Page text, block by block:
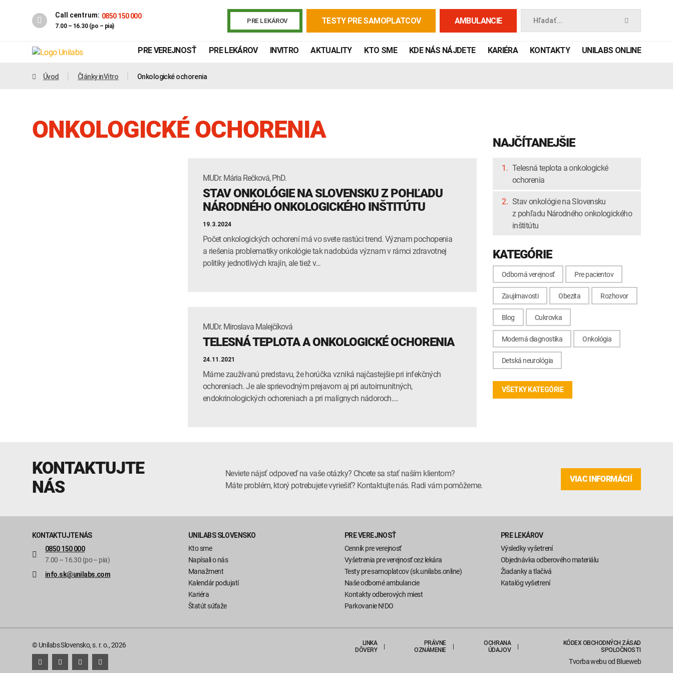
Call centrum: 0850 150 000
7.00 – 16.30 (po – pia)
PRE LEKÁROV TESTY PRE SAMOPLATCOV AMBULANCIE Hľadať...
Covid-19 Žiadanky a tlačivá Výsledky vyšetrení Kortizol Odberová príručka
INTOLERANCIA POTRAVÍN Lymská borelióza Human papillomavirus (HPV)
PRE VEREJNOSŤ PRE LEKÁROV INVITRO AKTUALITY KTO SME KDE NÁS NÁJDETE KARIÉRA KONTAKTY UNILABS ONLINE
Úvod Články inVitro Onkologické ochorenia
ONKOLOGICKÉ OCHORENIA
MUDr. Mária Rečková, PhD.
STAV ONKOLÓGIE NA SLOVENSKU Z POHĽADU
NÁRODNÉHO ONKOLOGICKÉHO INŠTITÚTU
19.3.2024
Počet onkologických ochorení má vo svete rastúci trend. Význam pochopenia
a riešenia problematiky onkológie tak nadobúda význam v rámci zdravotnej
politiky jednotlivých krajín, ale tiež v…
MUDr. Miroslava Malejčíková
TELESNÁ TEPLOTA A ONKOLOGICKÉ OCHORENIA
24.11.2021
Máme zaužívanú predstavu, že horúčka vzniká najčastejšie pri infekčných
ochoreniach. Je ale sprievodným prejavom aj pri autoimunitných,
endokrinologických ochoreniach a pri malígnych nádoroch.…
NAJČÍTANEJŠIE
1. Telesná teplota a onkologické
ochorenia
2. Stav onkológie na Slovensku
z pohľadu Národného onkologického
inštitútu
KATEGÓRIE
Odborná verejnosť Pre pacientov
Zaujímavosti Obezita Rozhovor
Blog Cukrovka
Moderná diagnostika Onkológia
Detská neurológia
VŠETKY KATEGÓRIE
KONTAKTUJTE
NÁS
Neviete nájsť odpoveď na vaše otázky? Chcete sa stať naším klientom?
Máte problém, ktorý potrebujete vyriešiť? Kontaktujte nás. Radi vám pomôžeme.
VIAC INFORMÁCIÍ
KONTAKTUJTE NÁS
0850 150 000
7.00 – 16.30 (po – pia)
info.sk@unilabs.com
UNILABS SLOVENSKO
Kto sme
Napísali o nás
Manažment
Kalendár podujatí
Kariéra
Štatút súťaže
PRE VEREJNOSŤ
Cenník pre verejnosť
Vyšetrenia pre verejnosť cez lekára
Testy pre samoplatcov (sk.unilabs.online)
Naše odborné ambulancie
Kontakty odberových miest
Parkovanie N!DO
PRE LEKÁROV
Výsledky vyšetrení
Objednávka odberového materiálu
Žiadanky a tlačivá
Katalóg vyšetrení
© Unilabs Slovensko, s. r. o., 2026
LINKA
DÔVERY
PRÁVNE
OZNÁMENIE
OCHRANA
ÚDAJOV
KÓDEX OBCHODNÝCH ZÁSAD
SPOLOČNOSTI
Tvorba webuod Blueweb